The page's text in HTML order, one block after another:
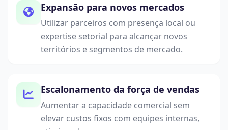
Expansão para novos mercados
Utilizar parceiros com presença local ou
expertise setorial para alcançar novos
territórios e segmentos de mercado.
Escalonamento da força de vendas
Aumentar a capacidade comercial sem
elevar custos fixos com equipes internas,